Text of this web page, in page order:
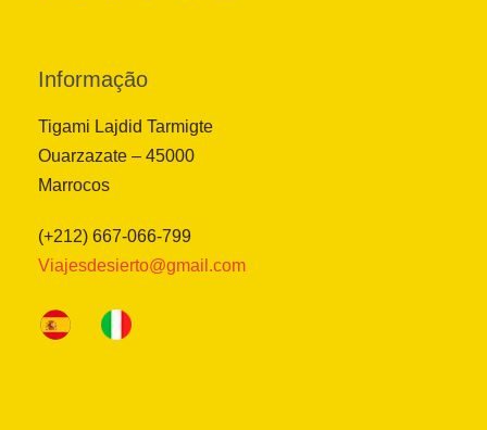
Informação
Tigami Lajdid Tarmigte
Ouarzazate – 45000
Marrocos
(+212) 667-066-799
Viajesdesierto@gmail.com